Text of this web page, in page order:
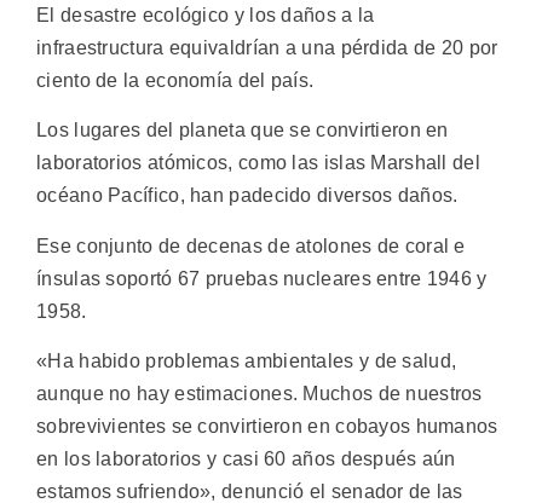
El desastre ecológico y los daños a la
infraestructura equivaldrían a una pérdida de 20 por
ciento de la economía del país.
Los lugares del planeta que se convirtieron en
laboratorios atómicos, como las islas Marshall del
océano Pacífico, han padecido diversos daños.
Ese conjunto de decenas de atolones de coral e
ínsulas soportó 67 pruebas nucleares entre 1946 y
1958.
«Ha habido problemas ambientales y de salud,
aunque no hay estimaciones. Muchos de nuestros
sobrevivientes se convirtieron en cobayos humanos
en los laboratorios y casi 60 años después aún
estamos sufriendo», denunció el senador de las